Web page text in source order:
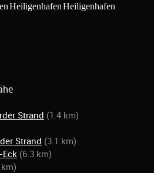
Strand (1.4 km)
Strand (3.1 km)
(6.3 km)